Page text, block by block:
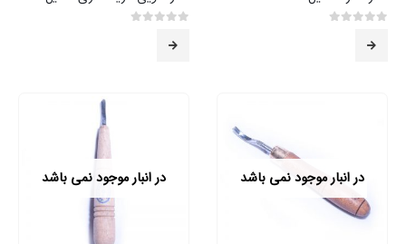
در انبار موجود نمی باشد در انبار موجود نمی باشد